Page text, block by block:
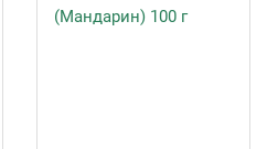
(Мандарин) 100 г